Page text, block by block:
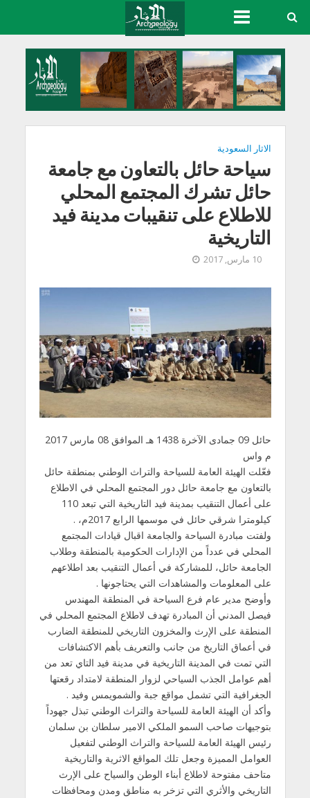
الاثار السعودية
سياحة حائل بالتعاون مع جامعة
حائل تشرك المجتمع المحلي
للاطلاع على تنقيبات مدينة فيد
التاريخية
10 مارس, 2017
حائل 09 جمادى الآخرة 1438 هـ الموافق 08 مارس 2017
م واس
فعّلت الهيئة العامة للسياحة والتراث الوطني بمنطقة حائل
بالتعاون مع جامعة حائل دور المجتمع المحلي في الاطلاع
على أعمال التنقيب بمدينة فيد التاريخية التي تبعد 110
كيلومترا شرقي حائل في موسمها الرابع 2017م، .
ولفتت مبادرة السياحة والجامعة اقبال قيادات المجتمع
المحلي في عدداً من الإدارات الحكومية بالمنطقة وطلاب
الجامعة حائل، للمشاركة في أعمال التنقيب بعد اطلاعهم
على المعلومات والمشاهدات التي يحتاجونها .
وأوضح مدير عام فرع السياحة في المنطقة المهندس
فيصل المدني أن المبادرة تهدف لاطلاع المجتمع المحلي في
المنطقة على الإرث والمخزون التاريخي للمنطقة الضارب
في أعماق التاريخ من جانب والتعريف بأهم الاكتشافات
التي تمت في المدينة التاريخية في مدينة فيد التاي تعد من
أهم عوامل الجذب السياحي لزوار المنطقة لامتداد رقعتها
الجغرافية التي تشمل مواقع جبة والشمويمس وفيد .
وأكد أن الهيئة العامة للسياحة والتراث الوطني تبذل جهوداً
بتوجيهات صاحب السمو الملكي الامير سلطان بن سلمان
رئيس الهيئة العامة للسياحة والتراث الوطني لتفعيل
العوامل المميزة وجعل تلك المواقع الاثرية والتاريخية
متاحف مفتوحة لاطلاع أبناء الوطن والسياح على الإرث
التاريخي والأثري التي تزخر به مناطق ومدن ومحافظات